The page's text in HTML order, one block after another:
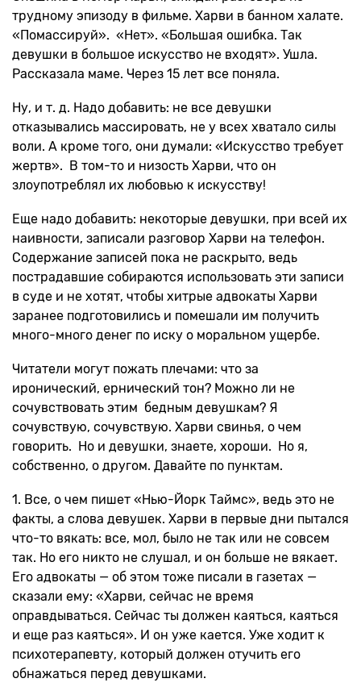
трудному эпизоду в фильме. Харви в банном халате.
«Помассируй». «Нет». «Большая ошибка. Так
девушки в большое искусство не входят». Ушла.
Рассказала маме. Через 15 лет все поняла.
Ну, и т. д. Надо добавить: не все девушки
отказывались массировать, не у всех хватало силы
воли. А кроме того, они думали: «Искусство требует
жертв». В том-то и низость Харви, что он
злоупотреблял их любовью к искусству!
Еще надо добавить: некоторые девушки, при всей их
наивности, записали разговор Харви на телефон.
Содержание записей пока не раскрыто, ведь
пострадавшие собираются использовать эти записи
в суде и не хотят, чтобы хитрые адвокаты Харви
заранее подготовились и помешали им получить
много-много денег по иску о моральном ущербе.
Читатели могут пожать плечами: что за
иронический, ернический тон? Можно ли не
сочувствовать этим бедным девушкам? Я
сочувствую, сочувствую. Харви свинья, о чем
говорить. Но и девушки, знаете, хороши. Но я,
собственно, о другом. Давайте по пунктам.
1. Все, о чем пишет «Нью-Йорк Таймс», ведь это не
факты, а слова девушек. Харви в первые дни пытался
что-то вякать: все, мол, было не так или не совсем
так. Но его никто не слушал, и он больше не вякает.
Его адвокаты — об этом тоже писали в газетах —
сказали ему: «Харви, сейчас не время
оправдываться. Сейчас ты должен каяться, каяться
и еще раз каяться». И он уже кается. Уже ходит к
психотерапевту, который должен отучить его
обнажаться перед девушками.